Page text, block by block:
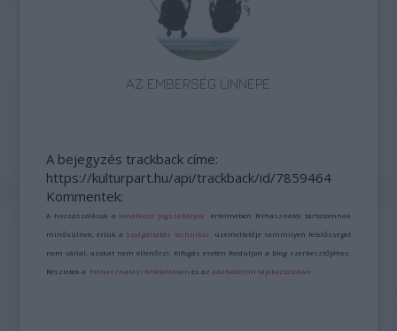
AZ EMBERSÉG ÜNNEPE
A bejegyzés trackback címe:
https://kulturpart.hu/api/trackback/id/7859464
Kommentek:
A hozzászólások avonatkozó jogszabályok értelmében felhasználói tartalomnak
minősülnek, értük a szolgáltatás technikai üzemeltetője semmilyen felelősséget
nem vállal, azokat nem ellenőrzi. Kifogás esetén forduljon a blog szerkesztőjéhez.
Részletek a Felhasználási feltételekben és azadatvédelmi tájékoztatóban